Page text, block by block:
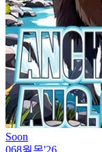
Soon
068월목'26